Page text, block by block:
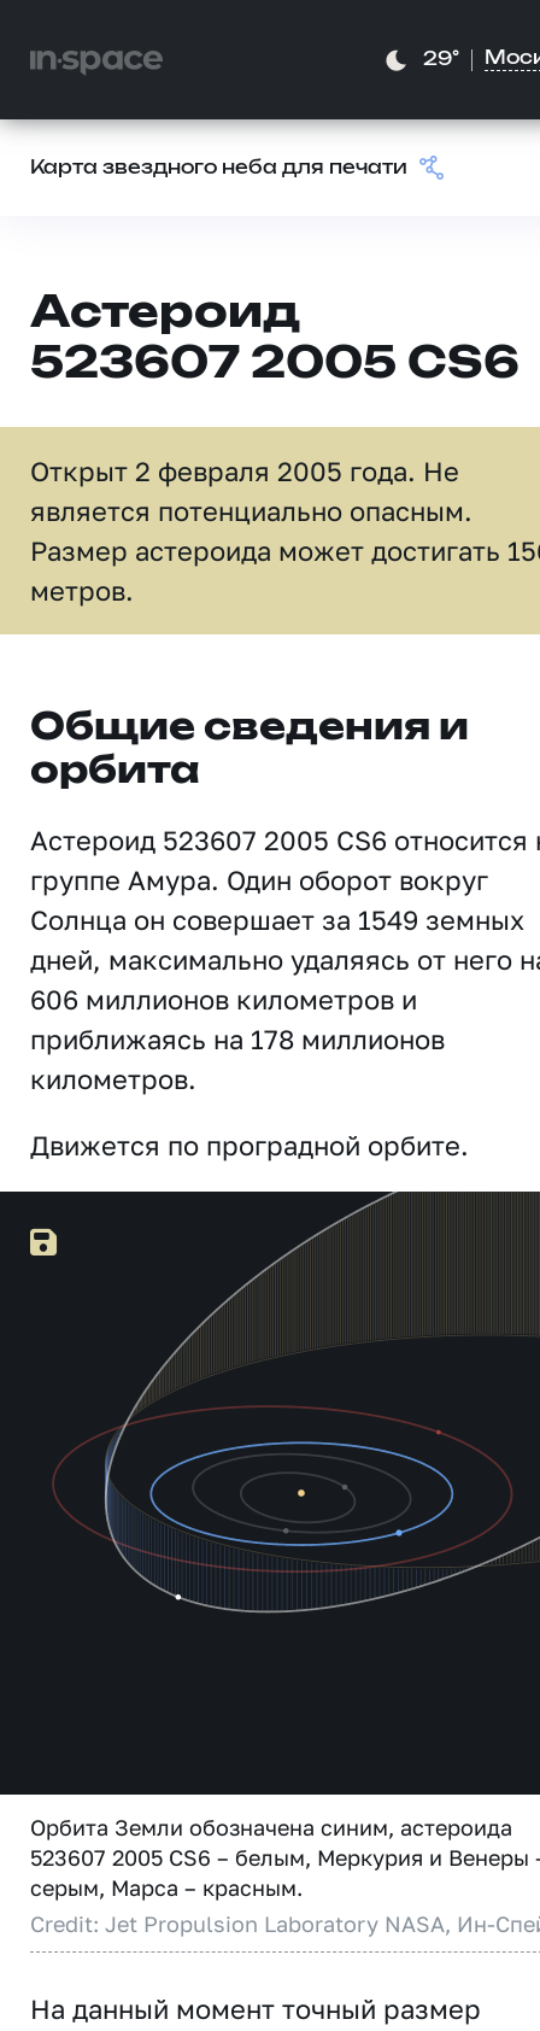
29°
Карта звездного неба для печати
Астероид
523607 2005 CS6
Открыт 2 февраля 2005 года. Не
является потенциально опасным.
Размер астероида может достигать
метров.
Общие сведения и
орбита
Астероид 523607 2005 CS6 относится
группе Амура. Один оборот вокруг
Солнца он совершает за 1549 земных
дней, максимально удаляясь от него
606 миллионов километров и
приближаясь на 178 миллионов
километров.
Движется по проградной орбите.
Орбита Земли обозначена синим, астероида
523607 2005 CS6 – белым, Меркурия и Венеры
серым, Марса – красным.
Credit: Jet Propulsion Laboratory NASA, Ин-
На данный момент точный размер